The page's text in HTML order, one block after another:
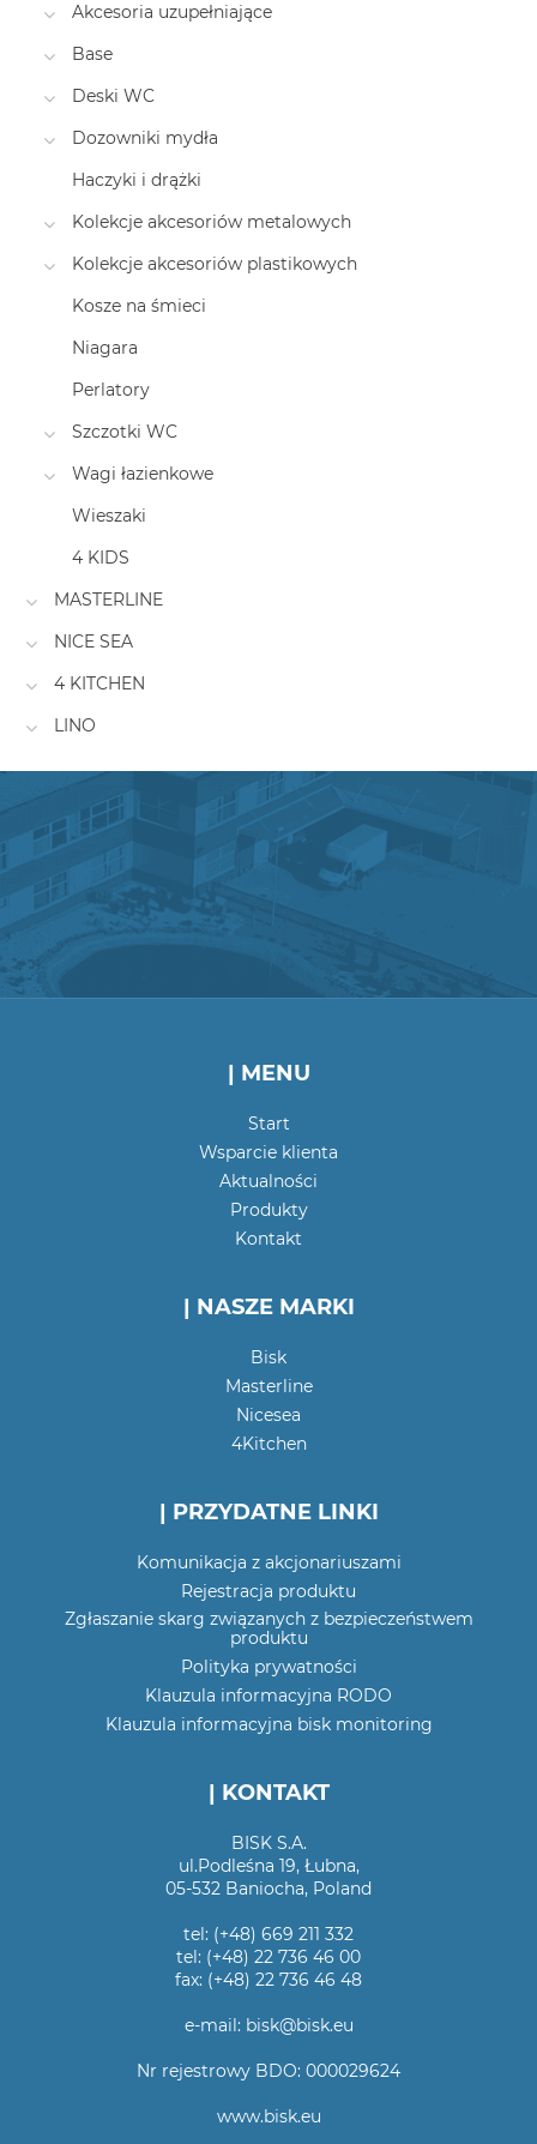
Akcesoria uzupełniające
Base
Deski WC
Dozowniki mydła
Haczyki i drążki
Kolekcje akcesoriów metalowych
Kolekcje akcesoriów plastikowych
Kosze na śmieci
Niagara
Perlatory
Szczotki WC
Wagi łazienkowe
Wieszaki
4 KIDS
MASTERLINE
NICE SEA
4 KITCHEN
LINO
| MENU
Start
Wsparcie klienta
Aktualności
Produkty
Kontakt
| NASZE MARKI
Bisk
Masterline
Nicesea
4Kitchen
| PRZYDATNE LINKI
Komunikacja z akcjonariuszami
Rejestracja produktu
Zgłaszanie skarg związanych z bezpieczeństwem
produktu
Polityka prywatności
Klauzula informacyjna RODO
Klauzula informacyjna bisk monitoring
| KONTAKT
BISK S.A.
ul.Podleśna 19, Łubna,
05-532 Baniocha, Poland
tel: (+48) 669 211 332
tel: (+48) 22 736 46 00
fax: (+48) 22 736 46 48
e-mail: bisk@bisk.eu
Nr rejestrowy BDO: 000029624
www.bisk.eu